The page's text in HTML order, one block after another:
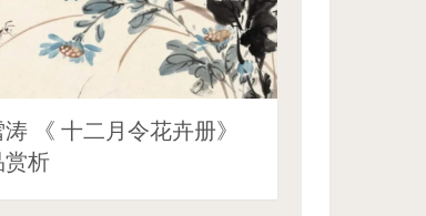
《 十二月令花卉册》
赏析